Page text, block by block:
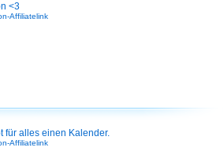
<3
Affiliatelink
für alles einen Kalender.
Affiliatelink